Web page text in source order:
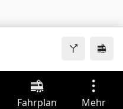
Fahrplan Mehr